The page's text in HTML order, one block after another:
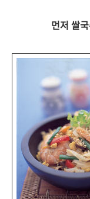
먼저 쌀